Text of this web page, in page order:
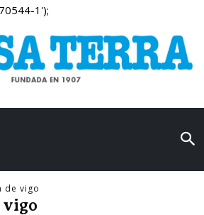
1');
de vigo
vigo